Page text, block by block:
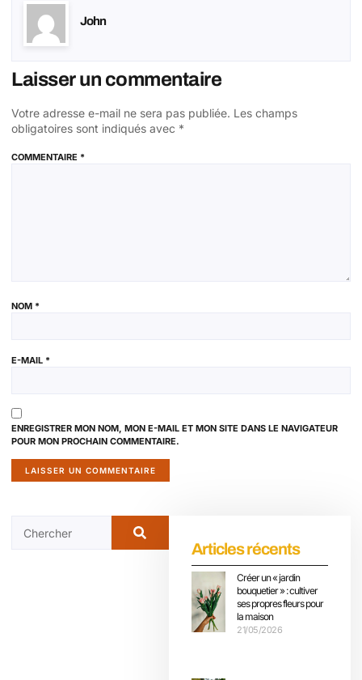
John
Laisser un commentaire
Votre adresse e-mail ne sera pas publiée. Les champs
obligatoires sont indiqués avec *
COMMENTAIRE *
NOM *
E-MAIL *
ENREGISTRER MON NOM, MON E-MAIL ET MON SITE DANS LE NAVIGATEUR
POUR MON PROCHAIN COMMENTAIRE.
Articles récents
Créer un « jardin
bouquetier » : cultiver
ses propres fleurs pour
la maison
21/05/2026